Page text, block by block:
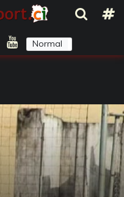
Normal